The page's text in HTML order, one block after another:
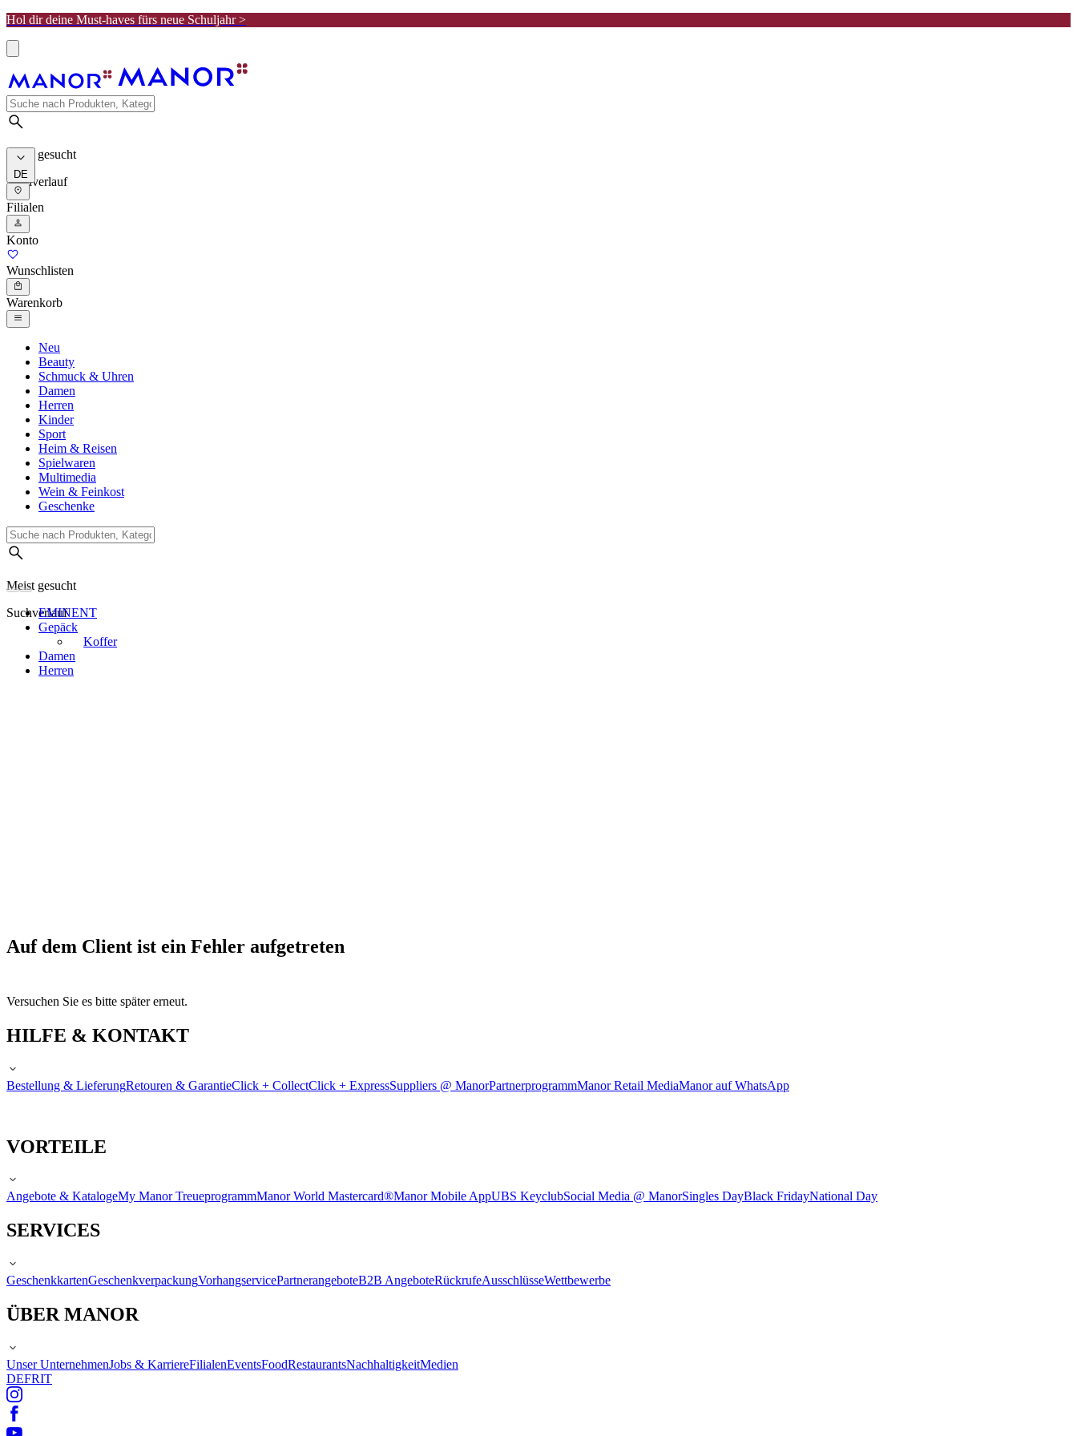
Hol dir deine Must-haves fürs neue Schuljahr >
Meist gesucht
Suchverlauf
DE
Filialen
Konto
Wunschlisten
Warenkorb
Neu
Beauty
Schmuck & Uhren
Damen
Herren
Kinder
Sport
Heim & Reisen
Spielwaren
Multimedia
Wein & Feinkost
Geschenke
Meist gesucht
SuchverlaufEMINENT
Gepäck
Koffer
Damen
Herren
Auf dem Client ist ein Fehler aufgetreten
Versuchen Sie es bitte später erneut.
HILFE & KONTAKT
Bestellung & LieferungRetouren & GarantieClick + CollectClick + ExpressSuppliers @ ManorPartnerprogrammManor Retail MediaManor auf WhatsApp
VORTEILE
Angebote & KatalogeMy Manor TreueprogrammManor World Mastercard®Manor Mobile AppUBS KeyclubSocial Media @ ManorSingles DayBlack FridayNational Day
SERVICES
GeschenkkartenGeschenkverpackungVorhangservicePartnerangeboteB2B AngeboteRückrufeAusschlüsseWettbewerbe
ÜBER MANOR
Unser UnternehmenJobs & KarriereFilialenEventsFoodRestaurantsNachhaltigkeitMedien
DEFRIT